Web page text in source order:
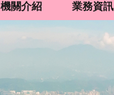
機關介紹 業務資訊